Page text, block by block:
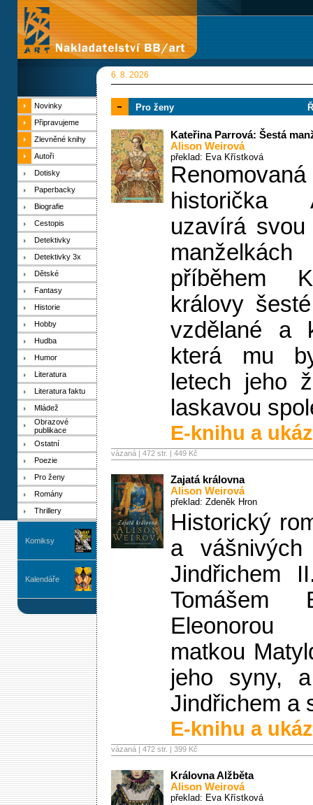
6. 8. 2026
Novinky
Připravujeme
Zlevněné knihy
Autoři
Dotisky
Paperbacky
Biografie
Cestopis
Detektivky
Detektivky 3x
Dětské
Fantasy
Historie
Hobby
Hudba
Humor
Literatura
Literatura faktu
Mládež
Obrazové
publikace
Ostatní
Poezie
Pro ženy
Romány
Thrillery
Komiksy
Kalendáře
Pro ženy
Kateřina Parrová: Šestá
Alison Weirová
překlad: Eva Křístková
historička
uzavírá
příběhem
královy
vzdělané a
která mu
letech jeho
laskavou
E-knihu a
vázaná | 472 str. | 449 Kč
Zajatá královna
Alison Weirová
překlad: Zdeněk Hron
Historický
a
Jindřichem
Tomášem
Eleonorou
matkou
jeho syny,
Jindřichem a
E-knihu a
vázaná | 472 str. | 399 Kč
Královna Alžběta
Alison Weirová
překlad: Eva Křístková